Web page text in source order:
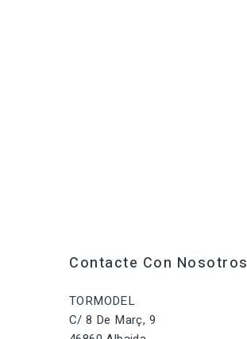
Contacte Con Nosotros
TORMODEL
C/ 8 De Març, 9